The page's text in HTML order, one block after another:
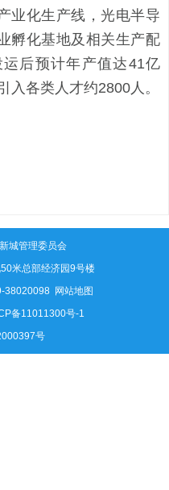
业化生产线，光电半导
孵化基地及相关生产配
后预计年产值达41亿
入各类人才约2800人。
城管理委员会
米总部经济园9号楼
38020098 网站地图
备11011300号-1
号